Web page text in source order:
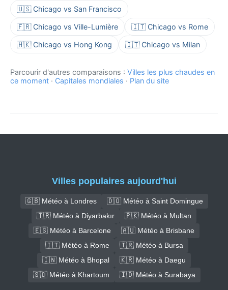
🇺🇸 Chicago vs San Francisco
🇫🇷 Chicago vs Ville-Lumière 🇮🇹 Chicago vs Rome
🇭🇰 Chicago vs Hong Kong 🇮🇹 Chicago vs Milan
Parcourir d'autres comparaisons : Villes les plus chaudes en
ce moment · Capitales mondiales · Plan du site
Villes populaires aujourd'hui
🇬🇧 Météo à Londres
🇩🇴 Météo à Saint Domingue
🇹🇷 Météo à Diyarbakır
🇵🇰 Météo à Multan
🇪🇸 Météo à Barcelone
🇦🇺 Météo à Brisbane
🇮🇹 Météo à Rome
🇹🇷 Météo à Bursa
🇮🇳 Météo à Bhopal
🇰🇷 Météo à Daegu
🇸🇩 Météo à Khartoum
🇮🇩 Météo à Surabaya